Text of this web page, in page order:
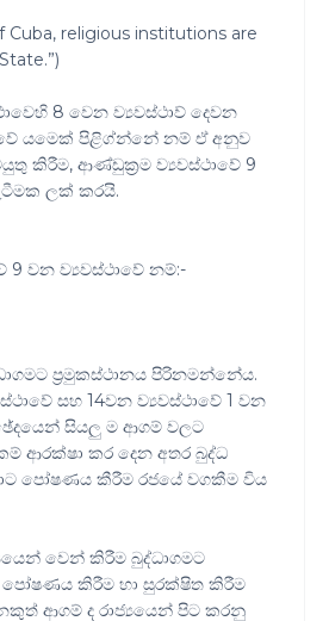
Cuba, religious institutions are
8 වෙන ව්‍යවස්ථාව් දෙවන
යමෙක් පිළිග්න්නේ නම් ඒ අනුව
කිරීම, ආණ්ඩුක්‍රම ව්‍යවස්ථාවේ 9
ලක් කරයි.
9 වන ව්‍යවස්ථාවේ නම්:-
ප්‍රමුකස්ථානය පිරිනමන්නේය.
සහ 14වන ව්‍යවස්ථාවේ 1 වන
සියලු ම ආගම් වලට
ආරක්ෂා කර දෙන අතර බුද්ධ
පෝෂණය කීරීම රජයේ වගකීම විය
වෙන් කිරීම බුද්ධාගමට
පෝෂණය කිරීම හා සුරක්ෂිත කිරීම
ආගම් ද රාජ්‍යයෙන් පිට කරනු